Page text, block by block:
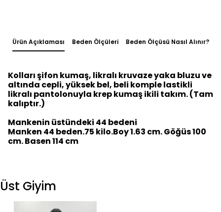
Ürün Açıklaması Beden Ölçüleri Beden Ölçüsü Nasıl Alınır?
Kolları şifon kumaş, likralı kruvaze yaka bluzu ve
altında cepli, yüksek bel, beli komple lastikli
likralı pantolonuyla krep kumaş ikili takım. (Tam
kalıptır.)
Mankenin üstündeki 44 bedeni
Manken 44 beden.75 kilo.Boy 1.63 cm. Göğüs 100
cm. Basen 114 cm
Üst Giyim